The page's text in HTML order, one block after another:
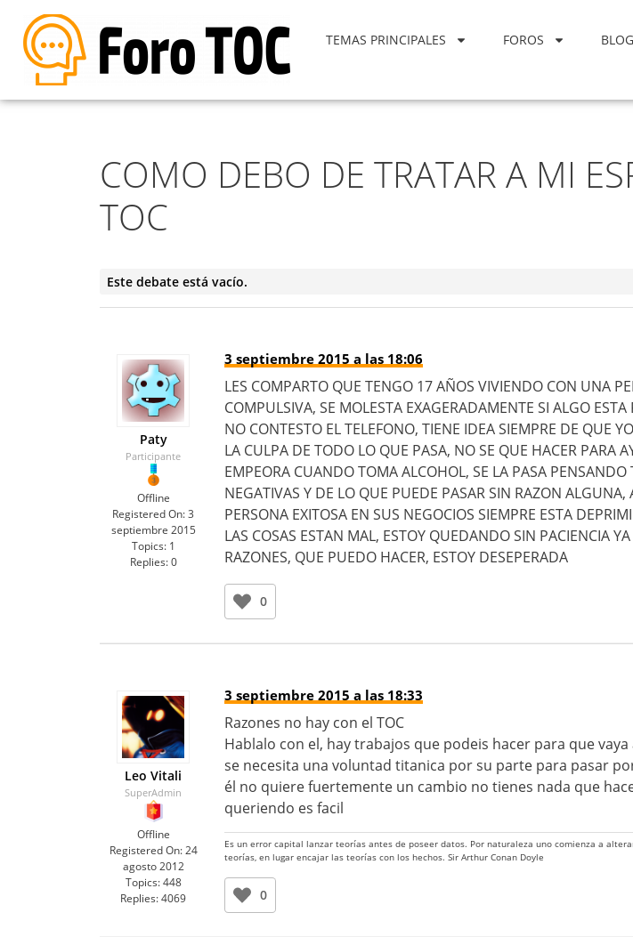
TEMAS PRINCIPALES FOROS BLOG
COMO DEBO DE TRATAR A MI
TOC
Este debate está vacío.
Paty
Participante
Offline
Registered On:3
septiembre 2015
Topics: 1
Replies: 0
3 septiembre 2015 a las 18:06
LES COMPARTO QUE TENGO 17 AÑOS VIVIENDO CON UNA
COMPULSIVA, SE MOLESTA EXAGERADAMENTE SI ALGO
NO CONTESTO EL TELEFONO, TIENE IDEA SIEMPRE DE QUE
LA CULPA DE TODO LO QUE PASA, NO SE QUE HACER PARA
EMPEORA CUANDO TOMA ALCOHOL, SE LA PASA PENSANDO
NEGATIVAS Y DE LO QUE PUEDE PASAR SIN RAZON ALGUNA,
PERSONA EXITOSA EN SUS NEGOCIOS SIEMPRE ESTA
LAS COSAS ESTAN MAL, ESTOY QUEDANDO SIN PACIENCIA
RAZONES, QUE PUEDO HACER, ESTOY DESEPERADA
0
Leo Vitali
SuperAdmin
Offline
Registered On: 24
agosto 2012
Topics: 448
Replies:4069
3 septiembre 2015 a las 18:33
Razones no hay con el TOC
Hablalo con el, hay trabajos que podeis hacer para que
se necesita una voluntad titanica por su parte para pasar
él no quiere fuertemente un cambio no tienes nada que
queriendo es facil
Es un error capital lanzar teorías antes de poseer datos. Por naturaleza uno comienza a
teorías, en lugar encajar las teorías con los hechos. Sir Arthur Conan Doyle
0